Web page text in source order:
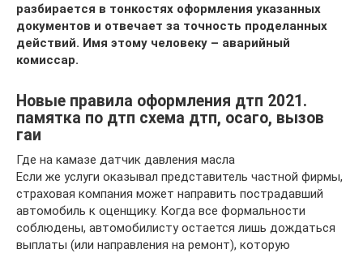
разбирается в тонкостях оформления указанных
документов и отвечает за точность проделанных
действий. Имя этому человеку – аварийный
комиссар.
Новые правила оформления дтп 2021.
памятка по дтп схема дтп, осаго, вызов
гаи
Где на камазе датчик давления масла
Если же услуги оказывал представитель частной фирмы,
страховая компания может направить пострадавший
автомобиль к оценщику. Когда все формальности
соблюдены, автомобилисту остается лишь дождаться
выплаты (или направления на ремонт), которую